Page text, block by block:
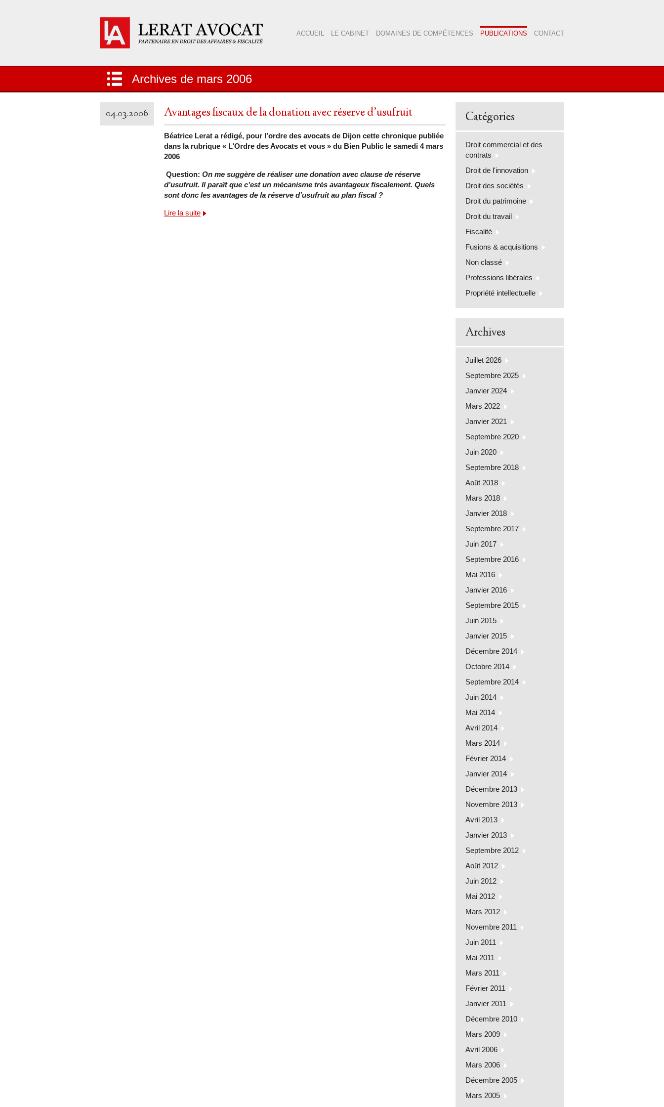
ACCUEIL LE CABINET DOMAINES DE COMPÉTENCES PUBLICATIONS CONTACT
Archives de mars 2006
04.03.2006 Avantages fiscaux de la donation avec réserve d’usufruit
Béatrice Lerat a rédigé, pour l’ordre des avocats de Dijon cette chronique publiée
dans la rubrique « L’Ordre des Avocats et vous » du Bien Public le samedi 4 mars
2006
Question: On me suggère de réaliser une donation avec clause de réserve
d’usufruit. Il paraît que c’est un mécanisme très avantageux fiscalement. Quels
sont donc les avantages de la réserve d’usufruit au plan fiscal ?
Lire la suite
Catégories
Droit commercial et des
contrats
Droit de l'innovation
Droit des sociétés
Droit du patrimoine
Droit du travail
Fiscalité
Fusions & acquisitions
Non classé
Professions libérales
Propriété intellectuelle
Archives
Juillet 2026
Septembre 2025
Janvier 2024
Mars 2022
Janvier 2021
Septembre 2020
Juin 2020
Septembre 2018
Août 2018
Mars 2018
Janvier 2018
Septembre 2017
Juin 2017
Septembre 2016
Mai 2016
Janvier 2016
Septembre 2015
Juin 2015
Janvier 2015
Décembre 2014
Octobre 2014
Septembre 2014
Juin 2014
Mai 2014
Avril 2014
Mars 2014
Février 2014
Janvier 2014
Décembre 2013
Novembre 2013
Avril 2013
Janvier 2013
Septembre 2012
Août 2012
Juin 2012
Mai 2012
Mars 2012
Novembre 2011
Juin 2011
Mai 2011
Mars 2011
Février 2011
Janvier 2011
Décembre 2010
Mars 2009
Avril 2006
Mars 2006
Décembre 2005
Mars 2005